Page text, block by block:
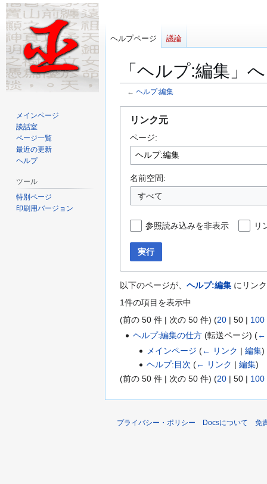
「ヘルプ:編集」
← ヘルプ:編集
リンク元
ページ:
名前空間:
すべて
参照読み込みを非表示 リ
実行
以下のページが、 ヘルプ:編集 にリン
1件の項目を表示中
(前の 50 件 | 次の 50 件) (20 | 50 | 100
ヘルプ:編集の仕方 (転送ページ)(←
メインページ (← リンク | 編集)
ヘルプ:目次 (← リンク | 編集)
(前の 50 件 | 次の 50 件) (20 | 50 | 100
ヘルプページ 議論
メインページ
談話室
ページ一覧
最近の更新
ヘルプ
ツール
特別ページ
印刷用バージョン
プライバシー・ポリシー Docsについて 免